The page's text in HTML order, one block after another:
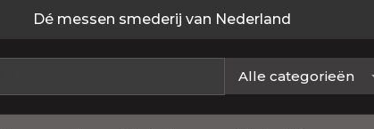
Dé messen smederij van Nederland
Alle categorieën